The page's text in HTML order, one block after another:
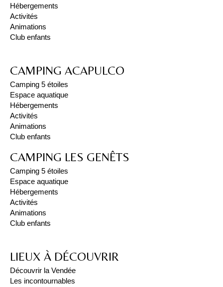
Hébergements
Activités
Animations
Club enfants
CAMPING ACAPULCO
Camping 5 étoiles
Espace aquatique
Hébergements
Activités
Animations
Club enfants
CAMPING LES GENÊTS
Camping 5 étoiles
Espace aquatique
Hébergements
Activités
Animations
Club enfants
LIEUX À DÉCOUVRIR
Découvrir la Vendée
Les incontournables